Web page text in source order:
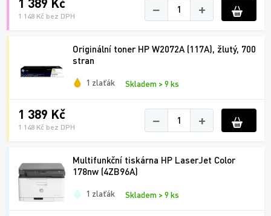
1 148 Kč bez DPH − +
Originální toner HP W2072A (117A), žlutý, 700
stran
1 zlaťák Skladem > 9 ks
1 389 Kč
1 148 Kč bez DPH − +
Multifunkční tiskárna HP LaserJet Color
178nw (4ZB96A)
1 zlaťák Skladem > 9 ks